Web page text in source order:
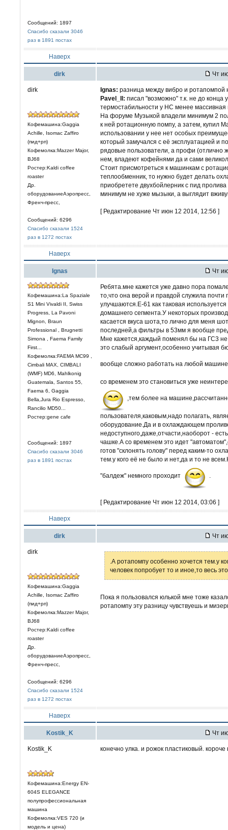
Сообщений: 1897
Спасибо сказали 3046
раз в 1891 постах
Наверх
dirk Чт
dirk
Кофемашина:Gaggia
Achille, Isomac Zaffiro
(пид+рп)
Кофемолка:Mazzer Major,
BJ68
Ростер:Kaldi coffee
roaster
Др.
оборудованиеАэропресс,
Френч-пресс,
Сообщений: 6296
Спасибо сказали 1524
раз в 1272 постах
Ignas: разница между вибро и ротапомпой
Pavel_ll: писал "возможно" т.к. не до
термостабильности у НС менее массивная
На форуме Музыкой владели минимум 2
к ней ротационную помпу, а затем, купил
использовании у нее нет особых
который замучался с её эксплуатацией и
рядовые пользователи, а профи (отлично
нем, владеют кофейнями да и сами
Стоит присмотреться к машинкам с
теплообменник, то нужно будет делать
приобретете двухбойлерник с пид
минимум не хуже мызыки, а выглядит
[ Редактирование Чт июн 12 2014, 12:56 ]
Наверх
Ignas Чт
Кофемашина:La Spaziale
S1 Mini Vivaldi II, Swiss
Progress, La Pavoni
Mignon, Braun
Professional , Brugnetti
Simona , Faema Family
First...
Кофемолка:FAEMA MC99 ,
Cimbali MAX, CIMBALI
(WMF) MD6, Mahlkonig
Guatemala, Santos 55,
Faema 6, Gaggia
Bella,Jura Rio Espresso,
Rancilio MD50...
Ростер:gene cafe
Сообщений: 1897
Спасибо сказали 3046
раз в 1891 постах
Ребята.мне кажется уже давно пора
то,что она верой и правдой служила почти
улучшаются.Е-61 как таковая
домашнего сегмента.У некоторых
касается вкуса шота,то лично для меня
последней,а фильтры в 53мм я вообще
Мне кажется,каждый поменял бы на ГС3 не
это слабый аргумент,особенно учитывая
вообще сложно работать на любой
со временем это становиться уже
,тем более на
пользователя,каковым,надо полагать,
оборудование.Да и в охлаждающем
недоступного,даже,отчасти,наоборот -
чашке.А со временем это идет
готов "склонять голову" перед каким-то
тем.у кого её не было и нет,да и то не
"балдеж" немного проходит
[ Редактирование Чт июн 12 2014, 03:06 ]
Наверх
dirk Чт
dirk
Кофемашина:Gaggia
Achille, Isomac Zaffiro
(пид+рп)
Кофемолка:Mazzer Major,
BJ68
Ростер:Kaldi coffee
roaster
Др.
оборудованиеАэропресс,
Френч-пресс,
Сообщений: 6296
Спасибо сказали 1524
раз в 1272 постах
.А ротапомпу особенно хочется тем.у
человек попробует то и иное,то весь
Пока я пользовался юлькой мне тоже
ротапомпу эту разницу чувствуешь и
Наверх
Kostik_K Чт
Kostik_K
Кофемашина:Energy EN-
604S ELEGANCE
полупрофессиональная
машина
Кофемолка:VES 720 (и
модель и цена)
конечно улка. и рожок пластиковый.